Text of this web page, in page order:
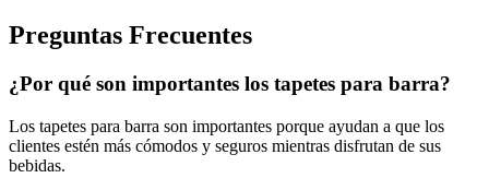
Preguntas Frecuentes
¿Por qué son importantes los tapetes para barra?
Los tapetes para barra son importantes porque ayudan a que los
clientes estén más cómodos y seguros mientras disfrutan de sus
bebidas.